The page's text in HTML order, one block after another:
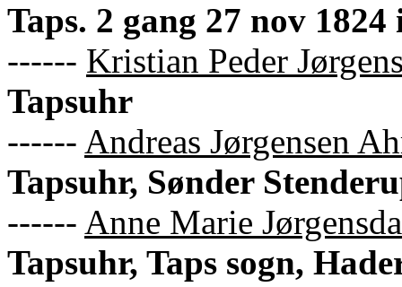
Taps. 2 gang 27 nov
------ Kristian Peder
Tapsuhr
------ Andreas Jørgensen
Tapsuhr, Sønder
------ Anne Marie
Tapsuhr, Taps sogn,